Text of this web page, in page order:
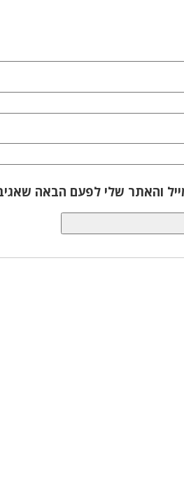
והאתר שלי לפעם הבאה